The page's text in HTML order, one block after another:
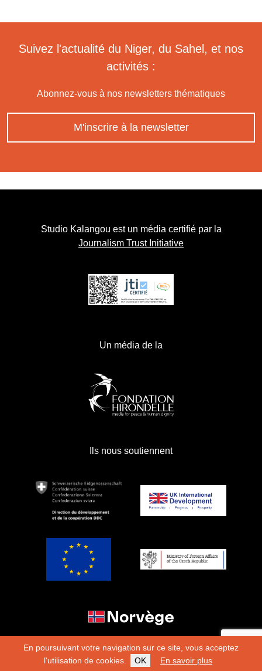
En poursuivant votre navigation sur ce site, vous acceptez
l'utilisation de cookies.
OK En savoir plus
Suivez l'actualité du Niger, du Sahel, et nos
activités :
Abonnez-vous à nos newsletters thématiques
M'inscrire à la newsletter
Studio Kalangou est un média certifié par la
Journalism Trust Initiative
Un média de la
Ils nous soutiennent